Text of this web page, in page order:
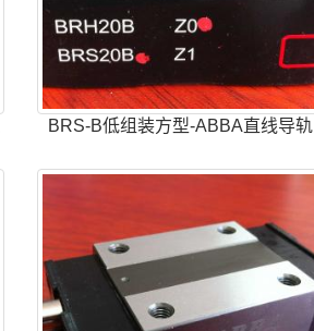
BRS-B低组装方型-ABBA直线导轨